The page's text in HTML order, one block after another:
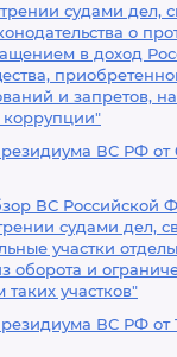
судами дел,
о
в доход
и запретов,
ВС РФ от
ВС Российской
судами дел,
участки
оборота и
участков"
ВС РФ от